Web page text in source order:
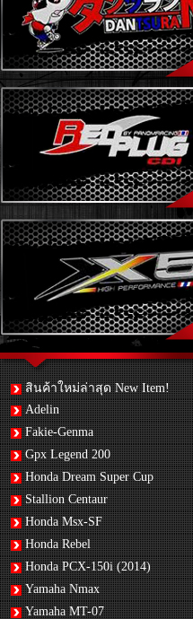
สินค้าใหม่ล่าสุด New Item!
Adelin
Fakie-Genma
Gpx Legend 200
Honda Dream Super Cup
Stallion Centaur
Honda Msx-SF
Honda Rebel
Honda PCX-150i (2014)
Yamaha Nmax
Yamaha MT-07